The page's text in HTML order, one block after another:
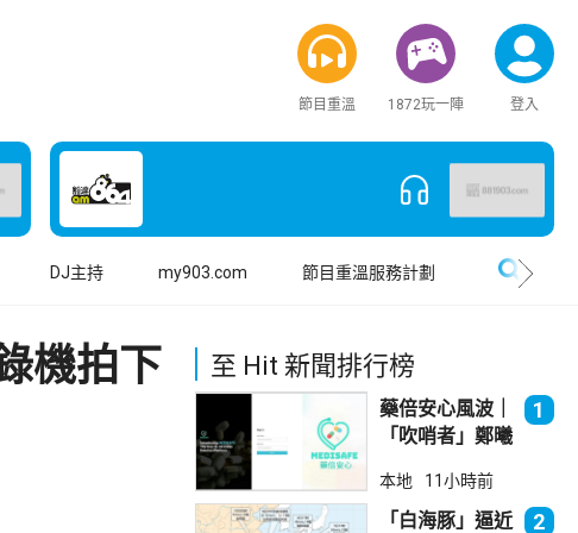
節目重溫 1872玩一陣 登入
DJ主持 my903.com 節目重溫服務計劃
機拍下
至 Hit 新聞排行榜
藥倍安心風波｜
「吹哨者」鄭曦
進行刑事調查
1
本地 11小時前
「白海豚」逼近 2